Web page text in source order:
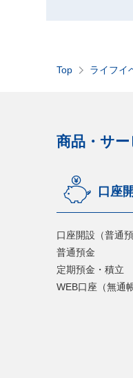
Top ライフイ
商品・サー
口座
口座開設（普通預
普通預金
定期預金・積立
WEB口座（無通